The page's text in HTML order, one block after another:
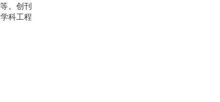
。创刊
科工程